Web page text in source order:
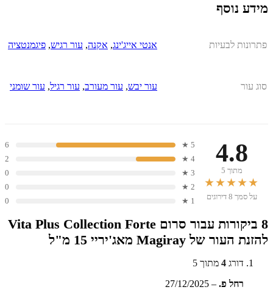
מידע נוסף
פתרונות לבעיות אנטי אייג'ינג, אקנה, עור רגיש, פיגמנטציה
סוג עור עור יבש, עור מעורב, עור רגיל, עור שומני
4.8
מתוך 5
★★★★★
על סמך 8 דירוגים
5 ★
6
4 ★
2
3 ★
0
2 ★
0
1 ★
0
8 ביקורות עבור
סרום Vita Plus Collection Forte
להזנת העור של Magiray מאג'יריי 15 מ"ל
דורג 4 מתוך 5
רחל פ. –
27/12/2025